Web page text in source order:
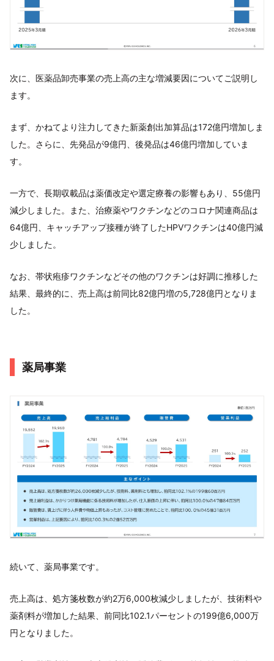
次に、医薬品卸売事業の売上高の主な増減要因についてご説明し
ます。
まず、かねてより注力してきた新薬創出加算品は172億円増加しま
した。さらに、先発品が9億円、後発品は46億円増加していま
す。
一方で、長期収載品は薬価改定や選定療養の影響もあり、55億円
減少しました。また、治療薬やワクチンなどのコロナ関連商品は
64億円、キャッチアップ接種が終了したHPVワクチンは40億円減
少しました。
なお、帯状疱疹ワクチンなどその他のワクチンは好調に推移した
結果、最終的に、売上高は前同比82億円増の5,728億円となりま
した。
薬局事業
続いて、薬局事業です。
売上高は、処方箋枚数が約2万6,000枚減少しましたが、技術料や
薬剤料が増加した結果、前同比102.1パーセントの199億6,000万
円となりました。